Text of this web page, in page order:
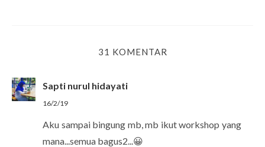
31 KOMENTAR
Sapti nurul hidayati
16/2/19
Aku sampai bingung mb, mb ikut workshop yang
mana...semua bagus2...😀